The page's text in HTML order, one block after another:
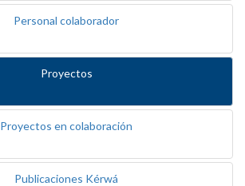
Personal colaborador
Proyectos
Proyectos en colaboración
Publicaciones Kérwá